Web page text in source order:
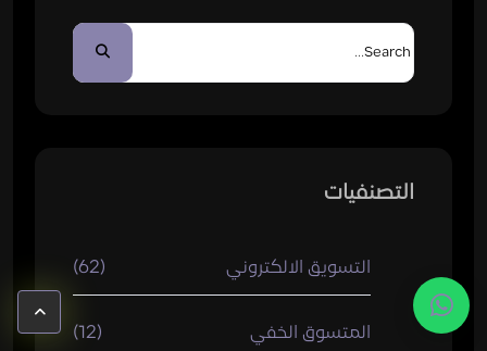
التصنفيات
التسويق الالكتروني (62)
المتسوق الخفي (12)